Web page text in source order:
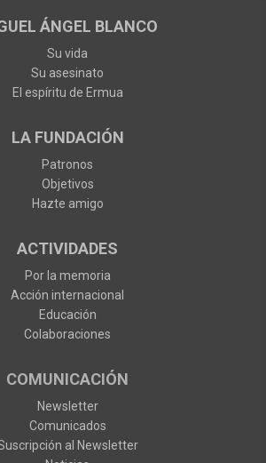
ÁNGEL BLANCO
Su vida
Su asesinato
El espíritu de Ermua
LA FUNDACIÓN
Patronos
Objetivos
Hazte amigo
ACTIVIDADES
Por la memoria
Acción internacional
Educación
Colaboraciones
COMUNICACIÓN
Newsletter
Comunicados
al Newsletter